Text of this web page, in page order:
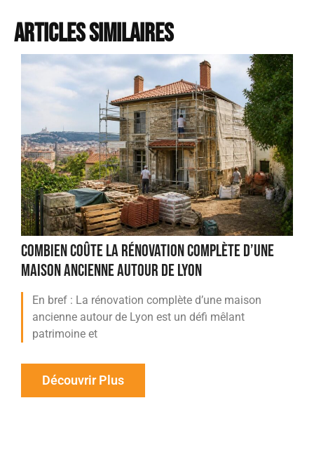
Articles similaires
COMBIEN COÛTE LA RÉNOVATION COMPLÈTE D’UNE
MAISON ANCIENNE AUTOUR DE LYON
En bref : La rénovation complète d’une maison
ancienne autour de Lyon est un défi mêlant
patrimoine et
Découvrir Plus